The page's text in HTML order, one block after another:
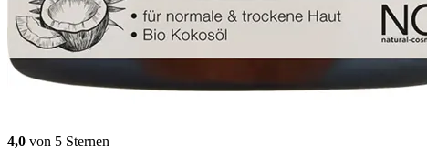
4,0 von 5 Sternen